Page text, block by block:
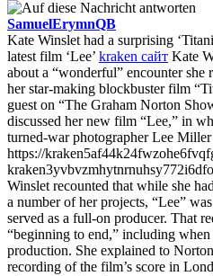
SamuelErymnQB
Kate Winslet had a surprising
latest film ‘Lee’ kraken сайт Kate
about a “wonderful” encounter
her star-making blockbuster film
guest on “The Graham Norton
discussed her new film “Lee,” in
turned-war photographer Lee
https://
Winslet recounted that while she
a number of her projects, “Lee”
served as a full-on producer. That
“beginning to end,” including
production. She explained to
recording of the film’s score in